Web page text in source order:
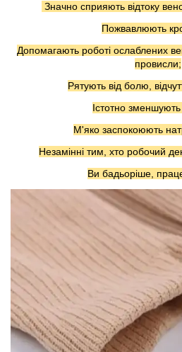
Значно сприяють відтоку
Пожвавлюють
Допомагають роботі ослаблених
провисли;
Рятують від болю,
Істотно
М'яко заспокоюють
Незамінні тим, хто робочий
Ви бадьоріше,